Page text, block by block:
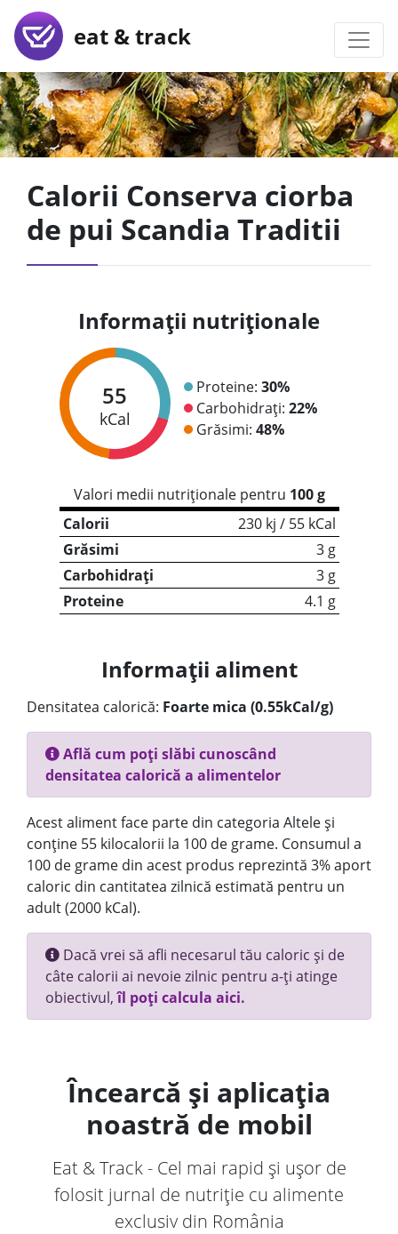
eat & track
Calorii Conserva ciorba
de pui Scandia Traditii
Informații nutriționale
55
kCal
Proteine: 30%
Carbohidrați: 22%
Grăsimi: 48%
Valori medii nutriționale pentru 100 g
Calorii
230 kj / 55 kCal
Grăsimi
3 g
Carbohidrați
3 g
Proteine
4.1 g
Informații aliment
Densitatea calorică: Foarte mica (0.55kCal/g)
Află cum poți slăbi cunoscând
densitatea calorică a alimentelor
Acest aliment face parte din categoria Altele și
conține 55 kilocalorii la 100 de grame. Consumul a
100 de grame din acest produs reprezintă 3% aport
caloric din cantitatea zilnică estimată pentru un
adult (2000 kCal).
Dacă vrei să afli necesarul tău caloric și de
câte calorii ai nevoie zilnic pentru a-ți atinge
obiectivul,îl poți calcula aici.
Încearcă și aplicația
noastră de mobil
Eat & Track - Cel mai rapid și ușor de
folosit jurnal de nutriție cu alimente
exclusiv din România